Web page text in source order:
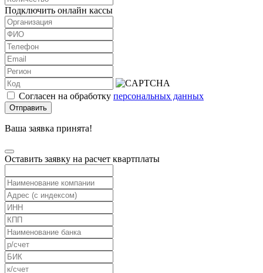
Подключить онлайн кассы
Согласен на обработку персональных данных
Отправить
Ваша заявка принята!
Оставить заявку на расчет квартплаты